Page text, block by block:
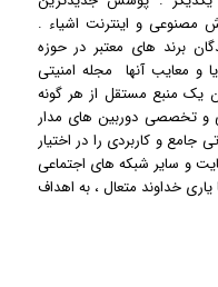
مصنوعی و اینترنت اشیاء .
برند های معتبر در حوزه
و معایب آنها مجله امنیتی
یک منبع مستقل از هر گونه
و تخصصی دوربین های مدار
جامع و کاربردی را در اختیار
و سایر شبکه های اجتماعی
یاری خداوند متعال ، به اهداف